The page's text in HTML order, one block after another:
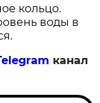
кольцо.
воды в
канал